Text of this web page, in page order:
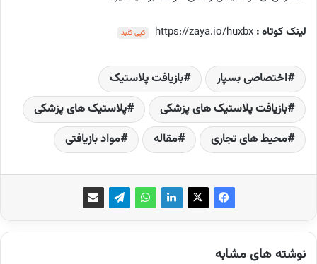
لینک کوتاه : https://zaya.io/huxbx کپی کنید
اختصاصی بسپار
بازیافت پلاستیک
بازیافت پلاستیک های پزشکی
پلاستیک های پزشکی
محیط های تجاری
مقاله مواد بازیافتی
نوشته های مشابه